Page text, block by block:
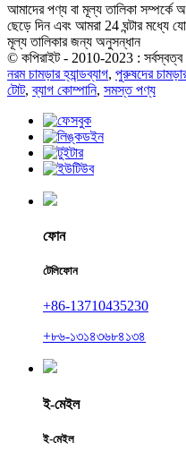
আমাদের পণ্য বা মূল্য তালিকা
ছেড়ে দিন এবং আমরা 24 ঘন্টার মধ্যে
মূল্য তালিকার জন্য অনুসন্ধান
© কপিরাইট - 2010-2023 : সর্বস্বত্ব
নরম চামড়ার হ্যান্ডব্যাগ, পুরুষদের
টোট,ব্যাগ কোম্পানি, সমস্ত পণ্য
ফোন
টেলিফোন
+86-13710435230
+৮৬-১৩১৪৩৬৮৪১৩৪
ই-মেইল
ই-মেইল